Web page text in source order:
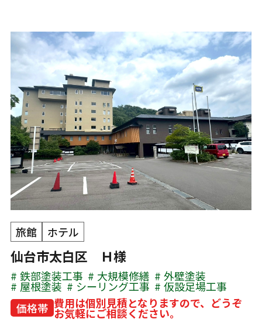
旅館 ホテル
仙台市太白区 Ｈ様
鉄部塗装工事 大規模修繕 外壁塗装
屋根塗装 シーリング工事
仮設足場工事
価格帯 費用は個別見積となりますので、どうぞ
お気軽にご相談ください。